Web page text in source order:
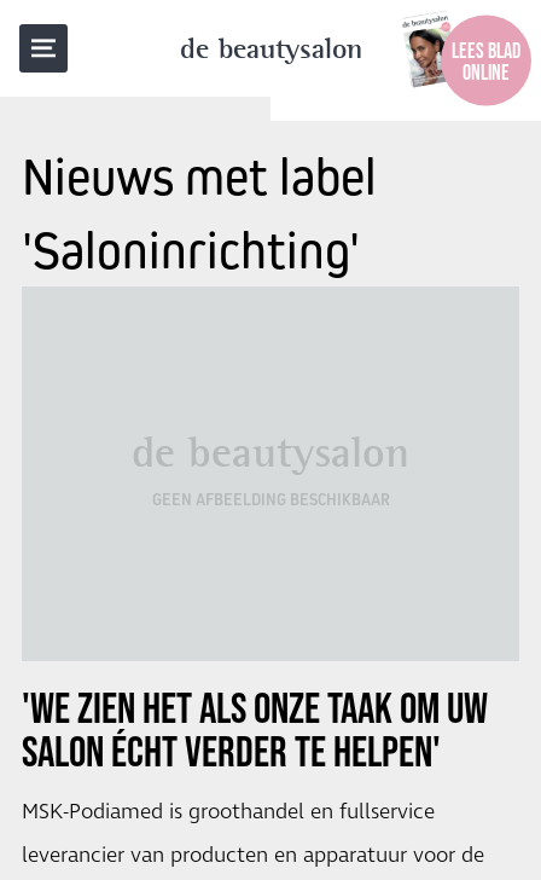
de beautysalon
LEES BLAD
ONLINE
Nieuws met label
'Saloninrichting'
de beautysalon
GEEN AFBEELDING BESCHIKBAAR
'WE ZIEN HET ALS ONZE TAAK OM UW
SALON ÉCHT VERDER TE HELPEN'
MSK-Podiamed is groothandel en fullservice
leverancier van producten en apparatuur voor de